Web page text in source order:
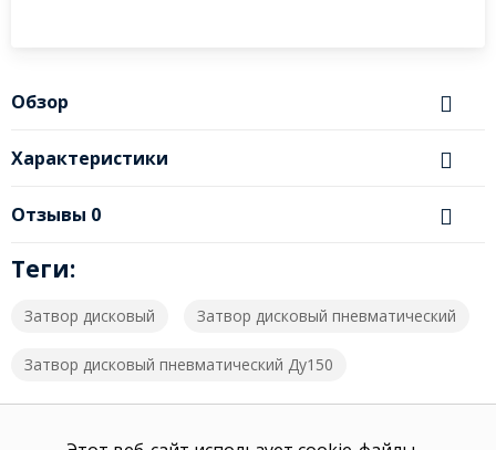
Обзор
Характеристики
Отзывы 0
Теги:
Затвор дисковый Затвор дисковый пневматический
Затвор дисковый пневматический Ду150